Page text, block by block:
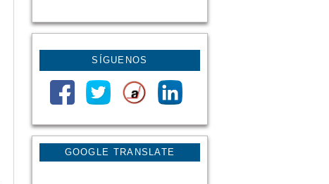
GOOGLE TRANSLATE
SÍGUENOS